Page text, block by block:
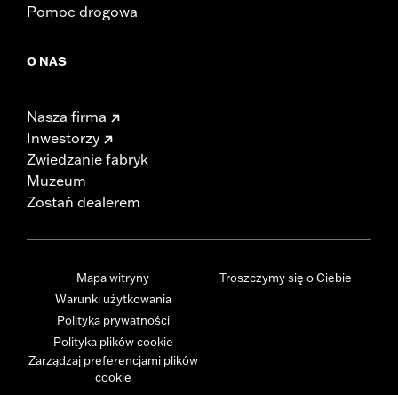
Pomoc drogowa
O NAS
Nasza firma
Inwestorzy
Zwiedzanie fabryk
Muzeum
Zostań dealerem
Mapa witryny
Warunki użytkowania
Polityka prywatności
Polityka plików cookie
Zarządzaj preferencjami plików
cookie
Troszczymy się o Ciebie